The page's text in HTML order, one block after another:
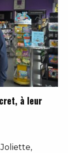
à leur